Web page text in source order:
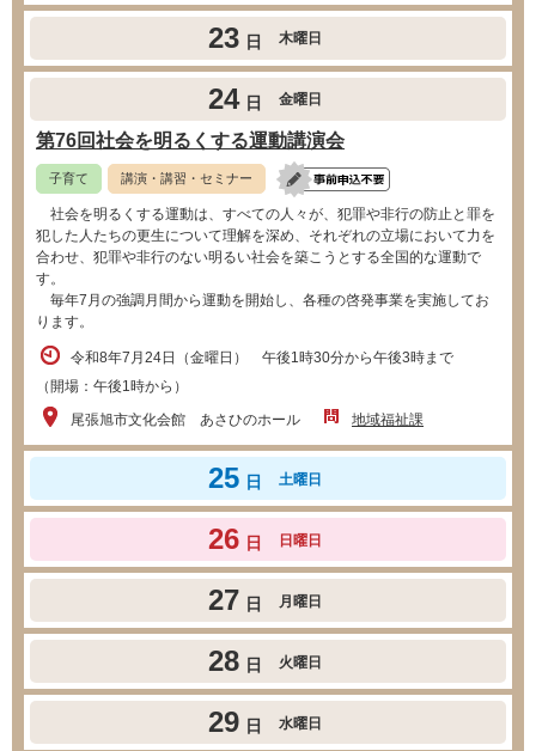
23 日 木曜日
24 日 金曜日
第76回社会を明るくする運動講演会
子育て 講演・講習・セミナー
社会を明るくする運動は、すべての人々が、犯罪や非行の防止と罪を
犯した人たちの更生について理解を深め、それぞれの立場において力を
合わせ、犯罪や非行のない明るい社会を築こうとする全国的な運動で
す。
毎年7月の強調月間から運動を開始し、各種の啓発事業を実施してお
ります。
令和8年7月24日（金曜日） 午後1時30分から午後3時まで
（開場：午後1時から）
尾張旭市文化会館 あさひのホール
地域福祉課
25 日 土曜日
26 日 日曜日
27 日 月曜日
28 日 火曜日
29 日 水曜日